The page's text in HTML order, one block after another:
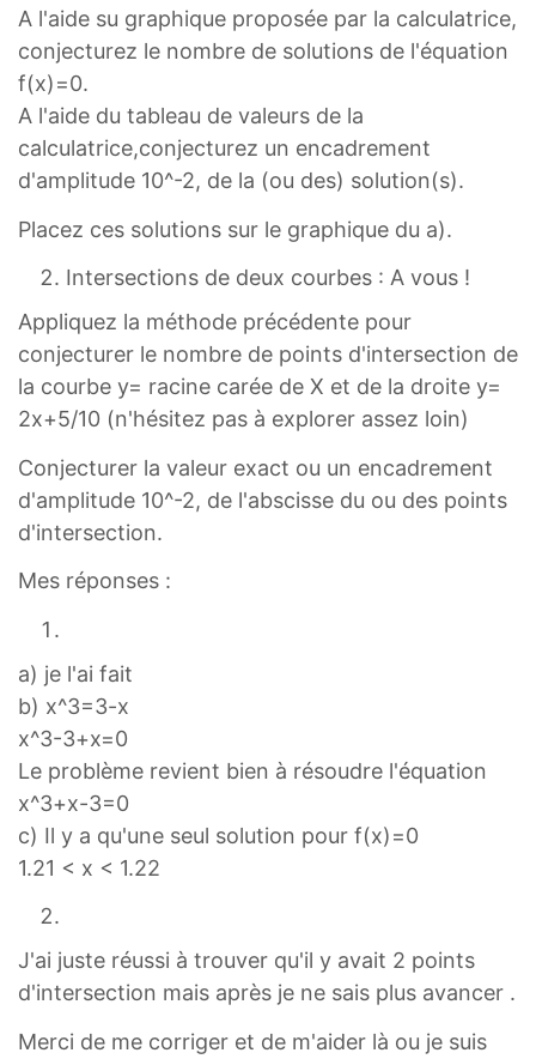
A l'aide su graphique proposée par la calculatrice,
conjecturez le nombre de solutions de l'équation
f(x)=0.
A l'aide du tableau de valeurs de la
calculatrice,conjecturez un encadrement
d'amplitude 10^-2, de la (ou des) solution(s).
Placez ces solutions sur le graphique du a).
Intersections de deux courbes : A vous !
Appliquez la méthode précédente pour
conjecturer le nombre de points d'intersection de
la courbe y= racine carée de X et de la droite y=
2x+5/10 (n'hésitez pas à explorer assez loin)
Conjecturer la valeur exact ou un encadrement
d'amplitude 10^-2, de l'abscisse du ou des points
d'intersection.
Mes réponses :
a) je l'ai fait
b) x^3=3-x
x^3-3+x=0
Le problème revient bien à résoudre l'équation
x^3+x-3=0
c) Il y a qu'une seul solution pour f(x)=0
1.21 < x < 1.22
J'ai juste réussi à trouver qu'il y avait 2 points
d'intersection mais après je ne sais plus avancer .
Merci de me corriger et de m'aider là ou je suis